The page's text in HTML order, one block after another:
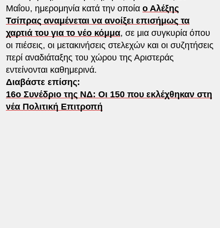
Μαΐου, ημερομηνία κατά την οποία ο Αλέξης
Τσίπρας αναμένεται να ανοίξει επισήμως τα
χαρτιά του για το νέο κόμμα, σε μια συγκυρία όπου
οι πιέσεις, οι μετακινήσεις στελεχών και οι συζητήσεις
περί αναδιάταξης του χώρου της Αριστεράς
εντείνονται καθημερινά.
Διαβάστε επίσης:
16ο Συνέδριο της ΝΔ: Οι 150 που εκλέχθηκαν στη
νέα Πολιτική Επιτροπή